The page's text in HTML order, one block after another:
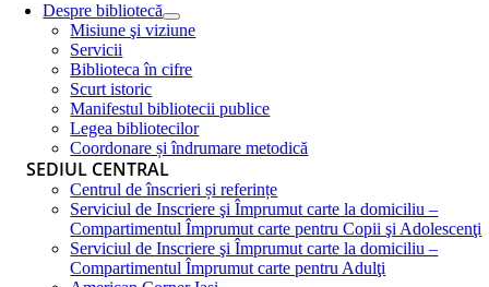
Despre bibliotecă
Misiune şi viziune
Servicii
Biblioteca în cifre
Scurt istoric
Manifestul bibliotecii publice
Legea bibliotecilor
Coordonare și îndrumare metodică
SEDIUL CENTRAL
Centrul de înscrieri și referințe
Serviciul de Inscriere şi Împrumut carte la domiciliu –
Compartimentul Împrumut carte pentru Copii şi Adolescenţi
Serviciul de Inscriere şi Împrumut carte la domiciliu –
Compartimentul Împrumut carte pentru Adulţi